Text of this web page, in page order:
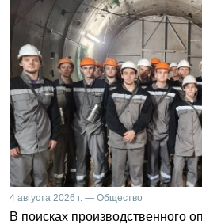
4 августа 2026 г. — Общество
В поисках производственного